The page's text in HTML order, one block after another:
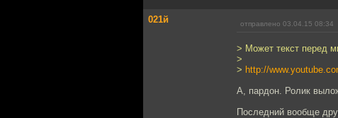
021й отправлено 03.04.15 08:34
> Может текст перед
>
> http://
А, пардон. Ролик
Последний вообще